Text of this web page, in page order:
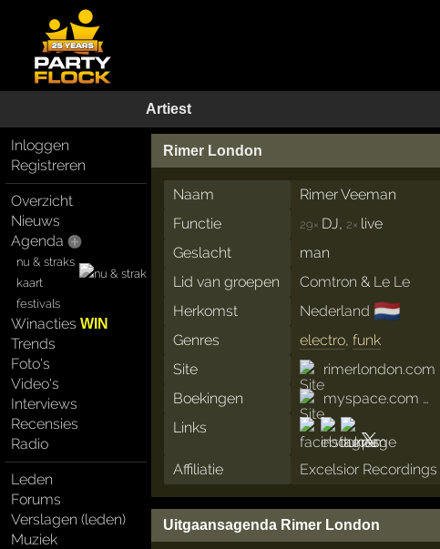
Artiest
Inloggen
Registreren
Overzicht
Nieuws
Agenda
nu & straks
kaart
festivals
WinactiesWIN
Trends
Foto's
Video's
Interviews
Recensies
Radio
Leden
Forums
Verslagen (leden)
Muziek
Rimer London
Naam
Rimer Veeman
Functie
29× DJ,2× live
Geslacht
man
Lid van groepen
Comtron & Le Le
Herkomst
Nederland 🇳🇱
Genres electro,funk
Site
rimerlondon.com
Boekingen
myspace.com …
Links
Affiliatie Excelsior Recordings
Uitgaansagenda Rimer London